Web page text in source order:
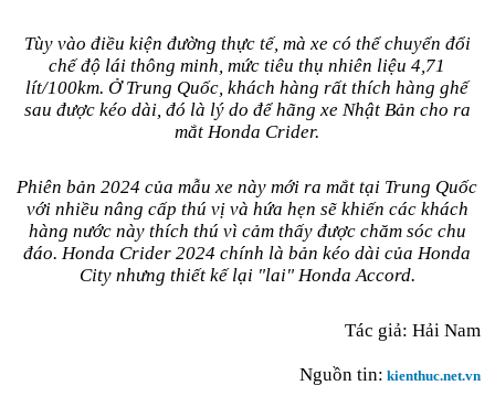
Tùy vào điều kiện đường thực tế, mà xe có thể chuyển đổi
chế độ lái thông minh, mức tiêu thụ nhiên liệu 4,71
lít/100km. Ở Trung Quốc, khách hàng rất thích hàng ghế
sau được kéo dài, đó là lý do để hãng xe Nhật Bản cho ra
mắt Honda Crider.
Phiên bản 2024 của mẫu xe này mới ra mắt tại Trung Quốc
với nhiều nâng cấp thú vị và hứa hẹn sẽ khiến các khách
hàng nước này thích thú vì cảm thấy được chăm sóc chu
đáo. Honda Crider 2024 chính là bản kéo dài của Honda
City nhưng thiết kế lại "lai" Honda Accord.
Tác giả: Hải Nam
Nguồn tin: kienthuc.net.vn